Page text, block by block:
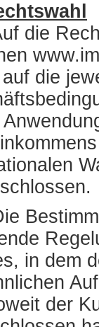
die
die
in dem
der